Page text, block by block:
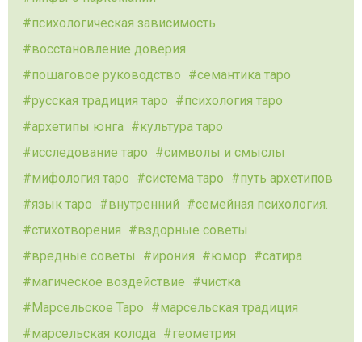
психологическая зависимость
восстановление доверия
пошаговое руководство
семантика таро
русская традиция таро
психология таро
архетипы юнга
культура таро
исследование таро
символы и смыслы
мифология таро
система таро
путь архетипов
язык таро
внутренний
семейная психология.
стихотворения
вздорные советы
вредные советы
ирония юмор
сатира
магическое воздействие
чистка
Марсельское Таро
марсельская традиция
марсельская колода
геометрия